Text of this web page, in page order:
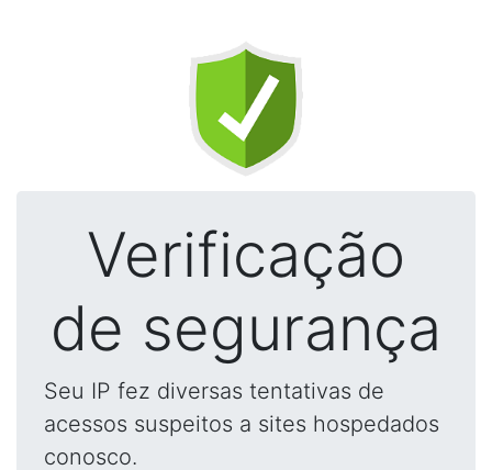
Verificação
de segurança
Seu IP fez diversas tentativas de
acessos suspeitos a sites hospedados
conosco.